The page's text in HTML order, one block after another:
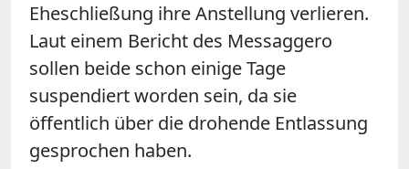
Eheschließung ihre Anstellung verlieren.
Laut einem Bericht des Messaggero
sollen beide schon einige Tage
suspendiert worden sein, da sie
öffentlich über die drohende Entlassung
gesprochen haben.